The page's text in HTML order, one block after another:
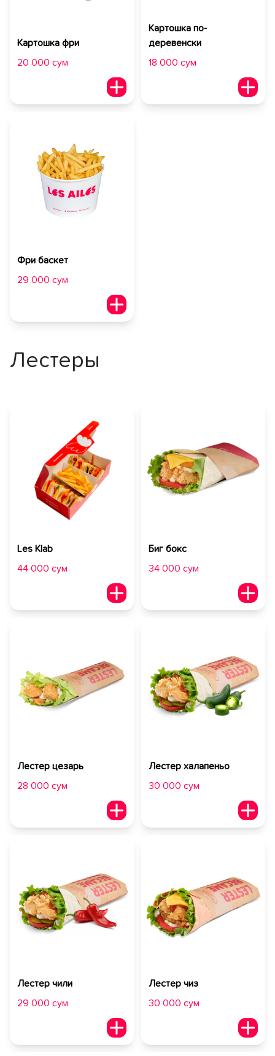
Картошка фри
20 000 сум
Картошка по-
деревенски
18 000 сум
Фри баскет
29 000 сум
Лестеры
Les Klab
44 000 сум
Биг бокс
34 000 сум
Лестер цезарь
28 000 сум
Лестер халапеньо
30 000 сум
Лестер чили
29 000 сум
Лестер чиз
30 000 сум